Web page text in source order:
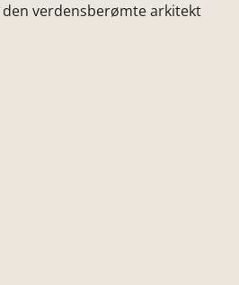
verdensberømte arkitekt